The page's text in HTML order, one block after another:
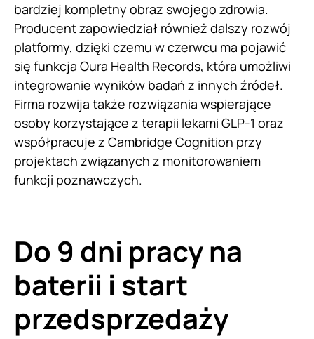
bardziej kompletny obraz swojego zdrowia.
Producent zapowiedział również dalszy rozwój
platformy, dzięki czemu w czerwcu ma pojawić
się funkcja Oura Health Records, która umożliwi
integrowanie wyników badań z innych źródeł.
Firma rozwija także rozwiązania wspierające
osoby korzystające z terapii lekami GLP-1 oraz
współpracuje z Cambridge Cognition przy
projektach związanych z monitorowaniem
funkcji poznawczych.
Do 9 dni pracy na
baterii i start
przedsprzedaży